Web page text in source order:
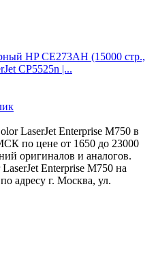
HP CE273AH (15000 стр.,
CP5525n |...
LaserJet Enterprise M750 в
по цене от 1650 до 23000
оригиналов и аналогов.
Enterprise M750 на
адресу г. Москва, ул.